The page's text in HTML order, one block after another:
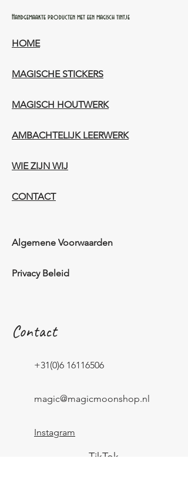
Handgemaakte producten met een magisch tintje
HOME
MAGISCHE STICKERS
MAGISCH HOUTWERK
AMBACHTELIJK LEERWERK​
WIE ZIJN WIJ​​
CONTACT
Algemene Voorwaarden
Privacy Beleid
Contact
+31(0)6 16116506
magic@magicmoonshop.nl
Instagram
TikTok